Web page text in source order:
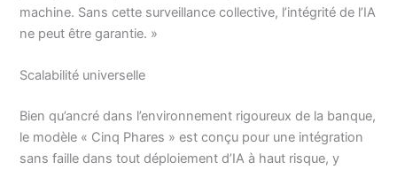
machine. Sans cette surveillance collective, l’intégrité de l’IA
ne peut être garantie. »
Scalabilité universelle
Bien qu’ancré dans l’environnement rigoureux de la banque,
le modèle « Cinq Phares » est conçu pour une intégration
sans faille dans tout déploiement d’IA à haut risque, y